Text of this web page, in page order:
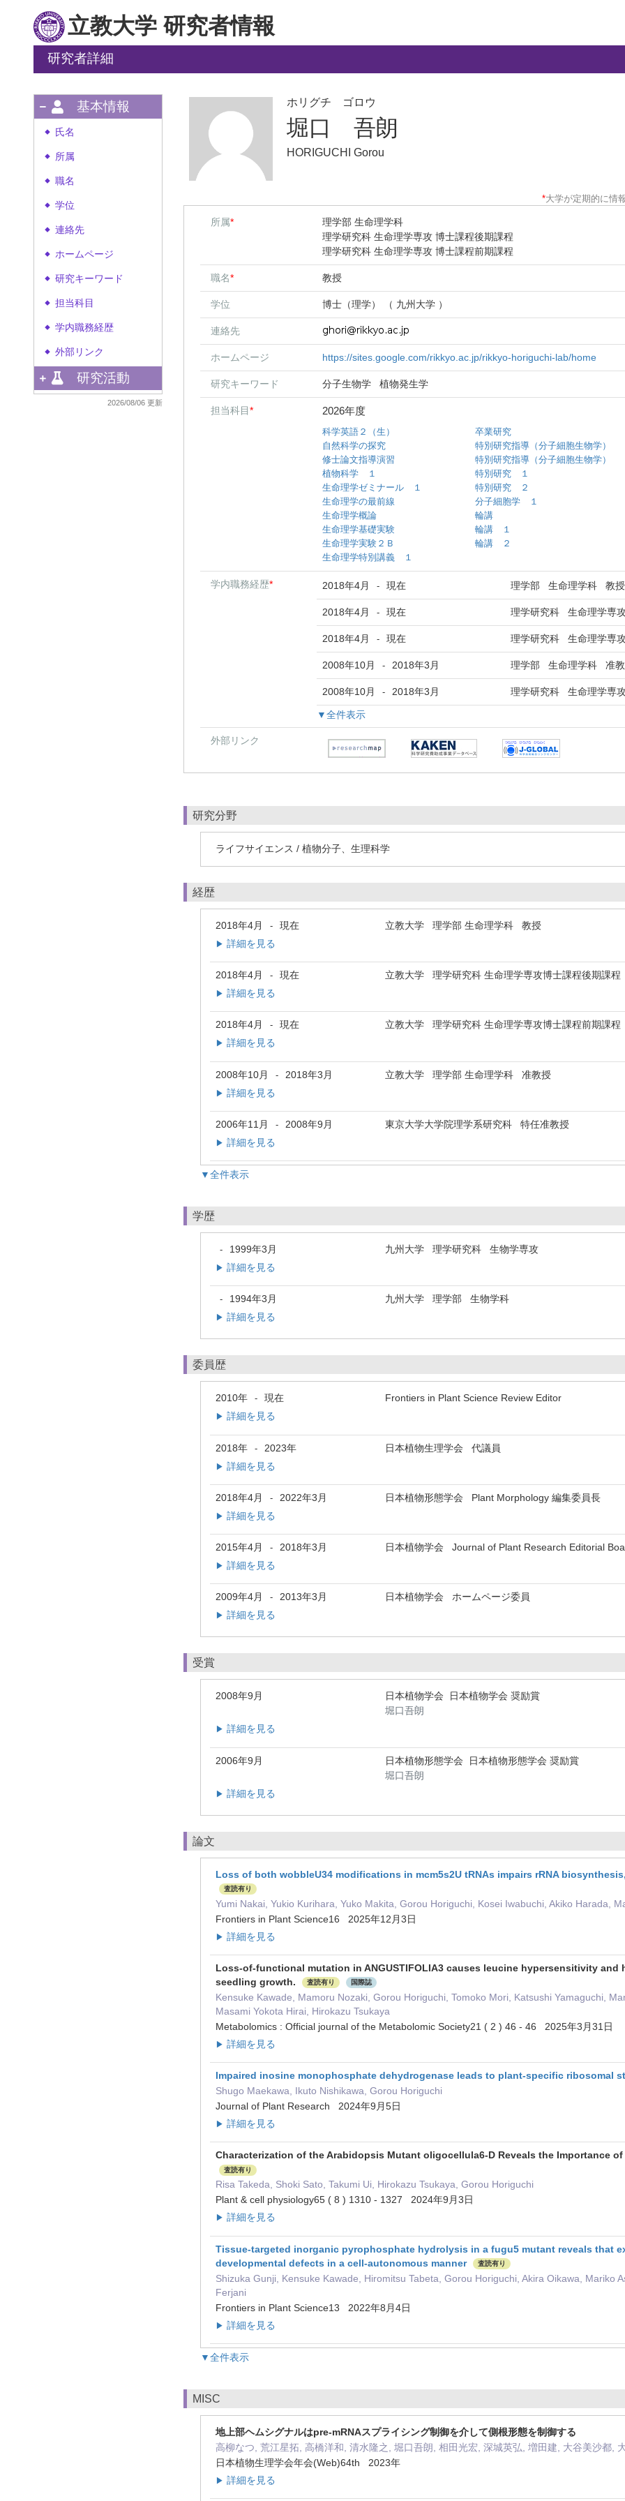
立教大学 研究者情報
研究者詳細
基本情報
◆ 氏名
◆ 所属
◆ 職名
◆ 学位
◆ 連絡先
◆ ホームページ
◆ 研究キーワード
◆ 担当科目
◆ 学内職務経歴
◆ 外部リンク
研究活動
2026/08/06 更新
ホリグチ ゴロウ
堀口 吾朗
HORIGUCHI Gorou
*大学が定期的に情
所属*
理学部 生命理学科
理学研究科 生命理学専攻 博士課程後期課程
理学研究科 生命理学専攻 博士課程前期課程
職名* 教授
学位 博士（理学） （ 九州大学 ）
連絡先
ホームページ https://sites.google.com/rikkyo.ac.jp/rikkyo-horiguchi-lab/home
研究キーワード 分子生物学 植物発生学
担当科目* 2026年度
科学英語２（生）
自然科学の探究
修士論文指導演習
植物科学 １
生命理学ゼミナール １
生命理学の最前線
生命理学概論
生命理学基礎実験
生命理学実験２Ｂ
生命理学特別講義 １
卒業研究
特別研究指導（分子細胞生物学）
特別研究指導（分子細胞生物学）
特別研究 １
特別研究 ２
分子細胞学 １
輪講
輪講 １
輪講 ２
学内職務経歴* 2018年4月 - 現在 理学部 生命理学科 教授
2018年4月 - 現在 理学研究科 生命理学専
2018年4月 - 現在 理学研究科 生命理学専
2008年10月 - 2018年3月 理学部 生命理学科 准
2008年10月 - 2018年3月 理学研究科 生命理学専
▼全件表示
外部リンク
研究分野
ライフサイエンス / 植物分子、生理科学
経歴
2018年4月 - 現在 立教大学 理学部 生命理学科 教授
▶ 詳細を見る
2018年4月 - 現在 立教大学 理学研究科 生命理学専攻博士課程後期課
▶ 詳細を見る
2018年4月 - 現在 立教大学 理学研究科 生命理学専攻博士課程前期課
▶ 詳細を見る
2008年10月 - 2018年3月 立教大学 理学部 生命理学科 准教授
▶ 詳細を見る
2006年11月 - 2008年9月 東京大学大学院理学系研究科 特任准教授
▶ 詳細を見る
▼全件表示
学歴
- 1999年3月 九州大学 理学研究科 生物学専攻
▶ 詳細を見る
- 1994年3月 九州大学 理学部 生物学科
▶ 詳細を見る
委員歴
2010年 - 現在 Frontiers in Plant Science Review Editor
▶ 詳細を見る
2018年 - 2023年 日本植物生理学会 代議員
▶ 詳細を見る
2018年4月 - 2022年3月 日本植物形態学会 Plant Morphology 編集委員長
▶ 詳細を見る
2015年4月 - 2018年3月 日本植物学会 Journal of Plant Research Editorial
▶ 詳細を見る
2009年4月 - 2013年3月 日本植物学会 ホームページ委員
▶ 詳細を見る
受賞
2008年9月
日本植物学会 日本植物学会 奨励賞
堀口吾朗
▶ 詳細を見る
2006年9月
日本植物形態学会 日本植物形態学会 奨励賞
堀口吾朗
▶ 詳細を見る
論文
Loss of both wobbleU34 modifications in mcm5s2U tRNAs impairs rRNA
査読有り
Yumi Nakai, Yukio Kurihara, Yuko Makita, Gorou Horiguchi, Kosei Iwabuchi, Akiko Harada,
Frontiers in Plant Science16 2025年12月3日
▶ 詳細を見る
Loss-of-functional mutation in ANGUSTIFOLIA3 causes leucine hypersensitivity
seedling growth.
査読有り 国際誌
Kensuke Kawade, Mamoru Nozaki, Gorou Horiguchi, Tomoko Mori, Katsushi Yamaguchi,
Masami Yokota Hirai, Hirokazu Tsukaya
Metabolomics : Official journal of the Metabolomic Society21 ( 2 ) 46 - 46 2025年3月31日
▶ 詳細を見る
Impaired inosine monophosphate dehydrogenase leads to plant-specific ribosomal
Shugo Maekawa, Ikuto Nishikawa, Gorou Horiguchi
Journal of Plant Research 2024年9月5日
▶ 詳細を見る
Characterization of the Arabidopsis Mutant oligocellula6-D Reveals the Importance
査読有り
Risa Takeda, Shoki Sato, Takumi Ui, Hirokazu Tsukaya, Gorou Horiguchi
Plant & cell physiology65 ( 8 ) 1310 - 1327 2024年9月3日
▶ 詳細を見る
Tissue-targeted inorganic pyrophosphate hydrolysis in a fugu5 mutant reveals that
developmental defects in a cell-autonomous manner
査読有り
Shizuka Gunji, Kensuke Kawade, Hiromitsu Tabeta, Gorou Horiguchi, Akira Oikawa, Mariko
Ferjani
Frontiers in Plant Science13 2022年8月4日
▶ 詳細を見る
▼全件表示
MISC
地上部ヘムシグナルはpre-mRNAスプライシング制御を介して側根形態を制御する
高柳なつ, 荒江星拓, 高橋洋和, 清水隆之, 堀口吾朗, 相田光宏, 深城英弘, 増田建, 大谷美沙都,
日本植物生理学会年会(Web)64th 2023年
▶ 詳細を見る